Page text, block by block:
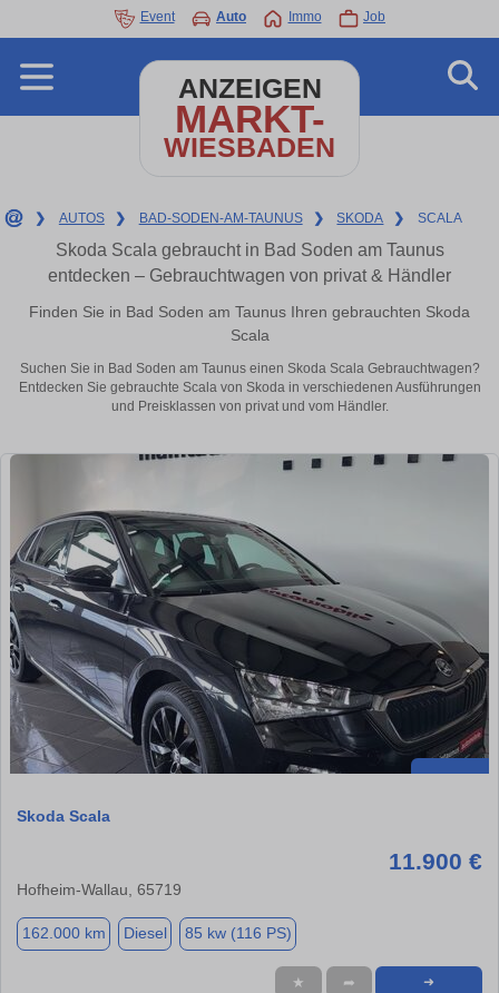
Event Auto Immo Job
ANZEIGEN
MARKT-
WIESBADEN
❯ AUTOS ❯ BAD-SODEN-AM-TAUNUS ❯ SKODA ❯ SCALA
Skoda Scala gebraucht in Bad Soden am Taunus
entdecken – Gebrauchtwagen von privat & Händler
Finden Sie in Bad Soden am Taunus Ihren gebrauchten Skoda
Scala
Suchen Sie in Bad Soden am Taunus einen Skoda Scala Gebrauchtwagen?
Entdecken Sie gebrauchte Scala von Skoda in verschiedenen Ausführungen
und Preisklassen von privat und vom Händler.
Skoda Scala
11.900 €
Hofheim-Wallau, 65719
162.000 km Diesel 85 kw (116 PS)
★ ➦ ➜